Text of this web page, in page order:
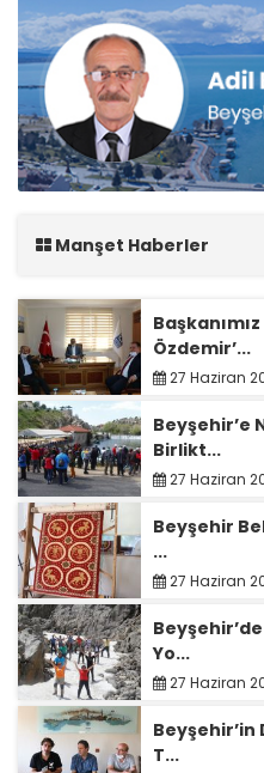
Manşet Haberler
Özdemir’...
27 Haziran
Beyşehir’e
Birlikt...
27 Haziran
Beyşehir
...
27 Haziran
Yo...
27 Haziran
Beyşehir’in
T...